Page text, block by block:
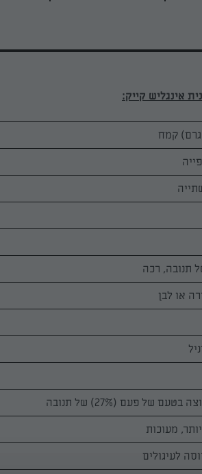
אינגליש קייק:
או לבן
של פעם (27%) של תנובה